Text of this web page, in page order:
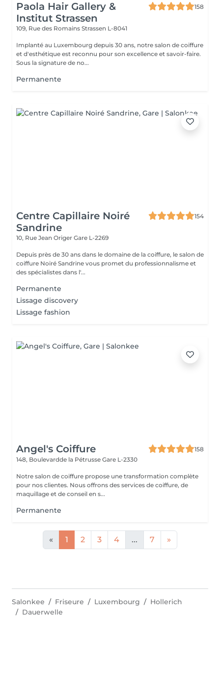
Paola Hair Gallery &
Institut Strassen
158
109, Rue des Romains Strassen L-8041
Implanté au Luxembourg depuis 30 ans, notre salon de coiffure
et d'esthétique est reconnu pour son excellence et savoir-faire.
Sous la signature de no...
Permanente
Centre Capillaire Noiré
Sandrine
154
10, Rue Jean Origer Gare L-2269
Depuis près de 30 ans dans le domaine de la coiffure, le salon de
coiffure Noiré Sandrine vous promet du professionnalisme et
des spécialistes dans l'...
Permanente
Lissage discovery
Lissage fashion
Angel's Coiffure
158
148, Boulevardde la Pétrusse Gare L-2330
Notre salon de coiffure propose une transformation complète
pour nos clientes. Nous offrons des services de coiffure, de
maquillage et de conseil en s...
Permanente
« 1 2 3 4 ... 7 »
Salonkee Friseure Luxembourg
Hollerich
Dauerwelle